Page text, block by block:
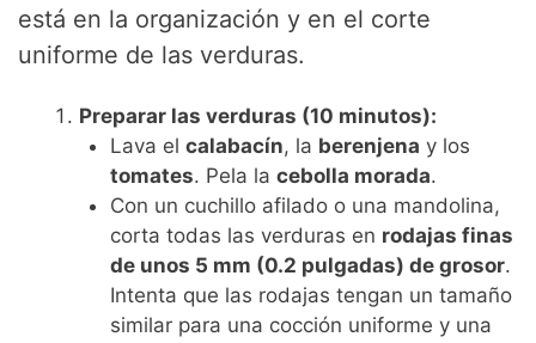
está en la organización y en el corte
uniforme de las verduras.
Preparar las verduras (10 minutos):
Lava el calabacín, la berenjena y los
tomates. Pela la cebolla morada.
Con un cuchillo afilado o una mandolina,
corta todas las verduras en rodajas finas
de unos 5 mm (0.2 pulgadas) de grosor.
Intenta que las rodajas tengan un tamaño
similar para una cocción uniforme y una